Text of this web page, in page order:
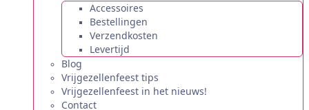
Accessoires
Bestellingen
Verzendkosten
Levertijd
Blog
Vrijgezellenfeest tips
Vrijgezellenfeest in het nieuws!
Contact